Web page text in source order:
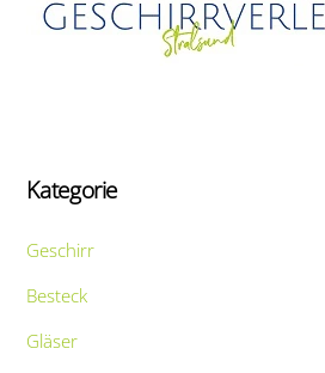
Kategorie
Geschirr
Besteck
Gläser